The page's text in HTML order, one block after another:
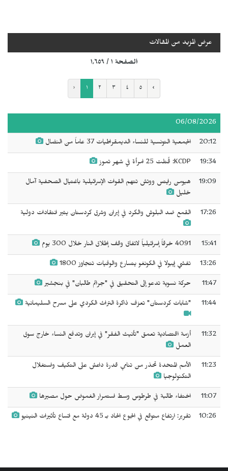
عرض المزيد من المقالات
الصفحة ١ / ١٬٦٥٩
‹ ١ ٢ ٣ ٤ ٥ ›
06/08/2026
20:12 الجمعية التونسية للنساء الديمقراطيات 37 عاماً من النضال
19:34 KCDP: قُتلت 25 امرأة في شهر تموز
19:09
هيومن رايتس ووتش تتهم القوات الإسرائيلية باغتيال الصحفية آمال
خليل
17:26 القمع ضد البلوش والكرد في إيران وشرق كردستان يثير انتقادات دولية
15:41 4091 خرقاً إسرائيلياً لاتفاق وقف إطلاق النار خلال 300 يوم
13:26 تفشي إيبولا في الكونغو يتسارع والوفيات تتجاوز 1800
11:47 حركة نسوية تدعو إلى التحقيق في "جرائم طالبان" في بنجشير
11:44 "شابات كردستان" تعزف ذاكرة التراث الكردي على مسرح السليمانية
11:32
أزمة اقتصادية تعمق "تأنيث الفقر" في إيران وتدفع النساء خارج سوق
العمل
11:23
الأمم المتحدة تحذر من تنامي قدرة داعش على التكيف واستغلال
التكنولوجيا
11:07 اختفاء طالبة في طرطوس وسط استمرار الغموض حول مصيرها
10:26 تقرير: ارتفاع متوقع في الجوع الحاد بـ 45 دولة مع اتساع تأثيرات النينيو